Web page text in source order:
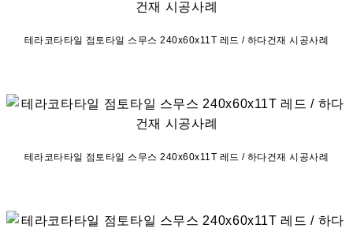
테라코타타일 점토타일 스무스 240x60x11T 레드 / 하다건재 시공사례
테라코타타일 점토타일 스무스 240x60x11T 레드 / 하다건재 시공사례